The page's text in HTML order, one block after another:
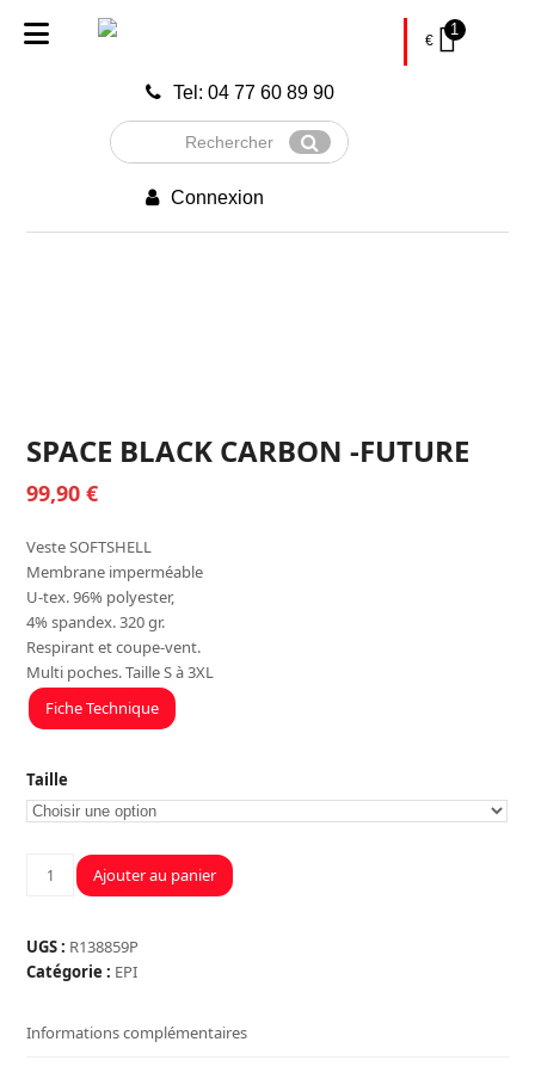
Tel: 04 77 60 89 90
Rechercher
Envoyer
Connexion
€
1
SPACE BLACK CARBON -FUTURE
99,90€
Veste SOFTSHELL
Membrane imperméable
U-tex. 96% polyester,
4% spandex. 320 gr.
Respirant et coupe-vent.
Multi poches. Taille S à 3XL
Fiche Technique
Taille
quantité
BLACK
CARBON
Ajouter au panier
UGS : R138859P
Catégorie : EPI
Informations complémentaires